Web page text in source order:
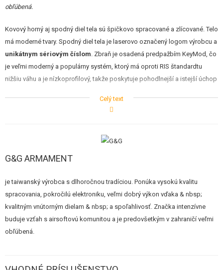
obľúbená.
Kovový horný aj spodný diel tela sú špičkovo spracované a zlícované. Telo
má moderné tvary. Spodný diel tela je laserovo označený logom výrobcu a
unikátnym sériovým číslom. Zbraň je osadená predpažbím KeyMod, čo
je veľmi moderný a populárny systém, ktorý má oproti RIS štandardtu
nižšiu váhu a je nízkoprofilový, takže poskytuje pohodlnejší a istejší úchop
sú obojstranné. Naťahovacia páka záveru je zväčšená pre lepší úchop.
možné po stlačení tlačidla odklopiť gumovú pätku do strany a vložiť
rán. Jeho zvláštnosťou je ergonomický gumový návlek, takže pri prebíjaní
Vnútri zbrane sa nachádza kovový mechabox s 8 mm guličkovými
ložiskami, oceľovými kolesami, vysoko-záťažový motor (G&G Ifrit
25k)a pružinou M120. Výkon zbrane je cca 125m/s (410 FPS) a kadencie
je veľmi nadpriemerných cca
Celý text
G&G ARMAMENT
je taiwanský výrobca s dlhoročnou tradíciou. Ponúka vysokú kvalitu
spracovania, pokročilú elektroniku, veľmi dobrý výkon vďaka & nbsp;
kvalitným vnútorným dielam & nbsp; a spoľahlivosť. Značka intenzívne
buduje vzťah s airsoftovú komunitou a je predovšetkým v zahraničí veľmi
obľúbená.